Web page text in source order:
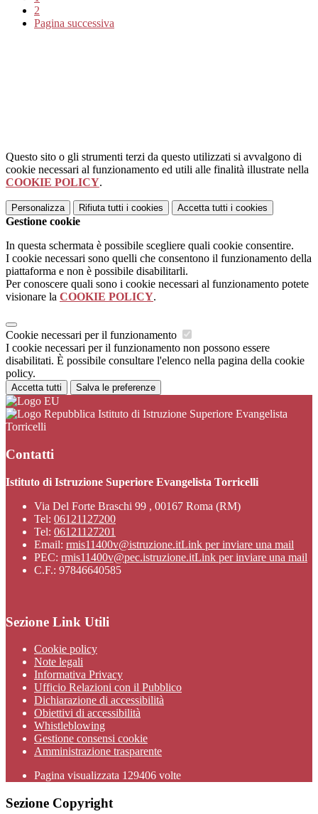
2
Pagina successiva
Questo sito o gli strumenti terzi da questo utilizzati si avvalgono di
cookie necessari al funzionamento ed utili alle finalità illustrate nella
COOKIE POLICY.
Personalizza Rifiuta tutti i cookies Accetta tutti i cookies
Gestione cookie
In questa schermata è possibile scegliere quali cookie consentire.
I cookie necessari sono quelli che consentono il funzionamento della
piattaforma e non è possibile disabilitarli.
Per conoscere quali sono i cookie necessari al funzionamento potete
visionare la COOKIE POLICY.
Cookie necessari per il funzionamento
I cookie necessari per il funzionamento non possono essere
disabilitati. È possibile consultare l'elenco nella pagina della cookie
policy.
Accetta tutti Salva le preferenze
Istituto di Istruzione Superiore Evangelista
Torricelli
Contatti
Istituto di Istruzione Superiore Evangelista Torricelli
Via Del Forte Braschi 99 , 00167 Roma (RM)
Tel: 06121127200
Tel: 06121127201
Email: rmis11400v@istruzione.itLink per inviare una mail
PEC: rmis11400v@pec.istruzione.itLink per inviare una mail
C.F.: 97846640585
Sezione Link Utili
Cookie policy
Note legali
Informativa Privacy
Ufficio Relazioni con il Pubblico
Dichiarazione di accessibilità
Obiettivi di accessibilità
Whistleblowing
Gestione consensi cookie
Amministrazione trasparente
Pagina visualizzata 129406 volte
Sezione Copyright